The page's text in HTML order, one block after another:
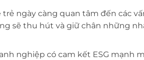
ngày càng quan tâm đến các
sẽ thu hút và giữ chân những
nghiệp có cam kết ESG mạnh